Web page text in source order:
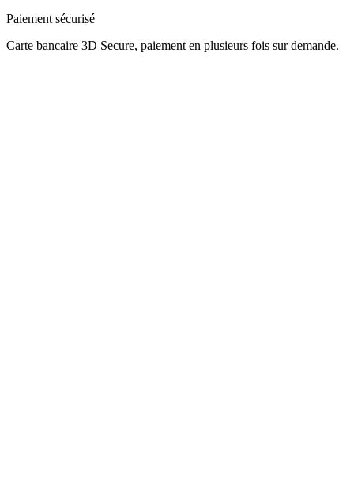
Paiement sécurisé
Carte bancaire 3D Secure, paiement en plusieurs fois sur demande.